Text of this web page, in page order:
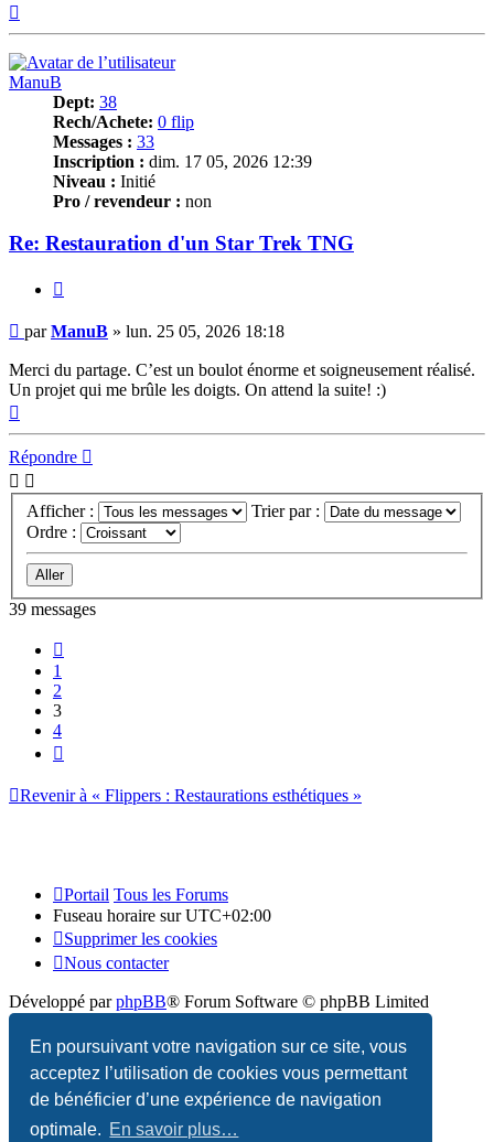
En poursuivant votre navigation sur ce site, vous
acceptez l’utilisation de cookies vous permettant
de bénéficier d’une expérience de navigation
optimale. En savoir plus…
ManuB
Dept: 38
Rech/Achete: 0 flip
Messages : 33
Inscription : dim. 17 05, 2026 12:39
Niveau : Initié
Pro / revendeur : non
Re: Restauration d'un Star Trek TNG
Message
parManuB » lun. 25 05, 2026 18:18
Merci du partage. C’est un boulot énorme et soigneusement réalisé.
Un projet qui me brûle les doigts. On attend la suite! :)
Répondre
Afficher :
Trier par :
Ordre :
39 messages
1
2
3
4
Revenir à « Flippers : Restaurations esthétiques »
Portail Tous les Forums
Fuseau horaire surUTC+02:00
Supprimer les cookies
Nous contacter
Développé parphpBB® Forum Software © phpBB Limited
Traduction française officielle©Qiaeru
Confidentialité |Conditions